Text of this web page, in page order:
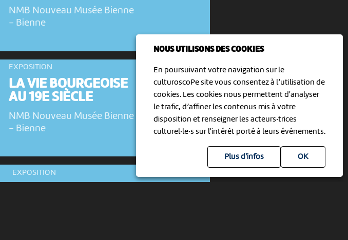
NOUS UTILISONS DES COOKIES
En poursuivant votre navigation sur le
culturoscoPe site vous consentez à l’utilisation de
cookies. Les cookies nous permettent d'analyser
le trafic, d’affiner les contenus mis à votre
disposition et renseigner les acteurs·trices
culturel·le·s sur l'intérêt porté à leurs événements.
Plus d'infos
NMB Nouveau Musée Bienne
- Bienne
EXPOSITION
LA VIE BOURGEOISE
AU 19E SIÈCLE
NMB Nouveau Musée Bienne
- Bienne
EXPOSITION